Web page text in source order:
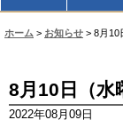
ホーム > お知らせ > 8月10
8月10日（水
2022年08 月 09 日